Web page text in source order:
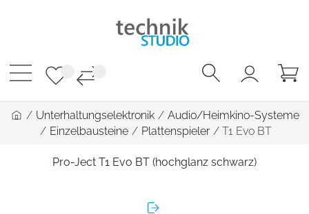
/ Unterhaltungselektronik / Audio/Heimkino-Systeme
/ Einzelbausteine / Plattenspieler / T1 Evo BT
Pro-Ject T1 Evo BT (hochglanz schwarz)